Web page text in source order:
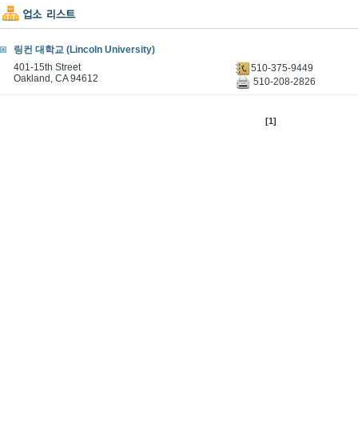
링컨 대학교 (Lincoln University)
401-15th Street
Oakland, CA 94612
510-375-9449
510-208-2826
[1]